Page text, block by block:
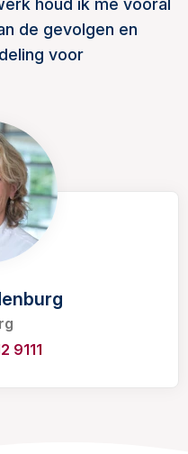
houd ik me vooral
de gevolgen en
voor
9111